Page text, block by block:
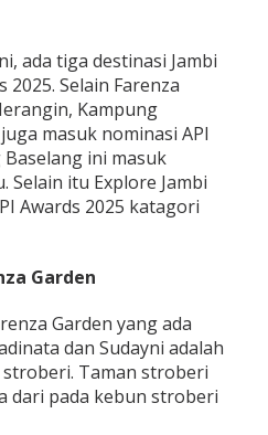
ada tiga destinasi Jambi
Selain Farenza
Kampung
masuk nominasi API
ini masuk
Selain itu Explore Jambi
Awards 2025 katagori
Garden
Garden yang ada
dan Sudayni adalah
Taman stroberi
dari pada kebun stroberi